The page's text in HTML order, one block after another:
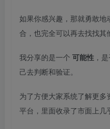
如果你感兴趣，那就勇敢
合，也完全可以再去找找其
我分享的是一个 可能性 ，
己去判断和验证。
为了方便大家系统了解更多
平台，里面收录了市面上几